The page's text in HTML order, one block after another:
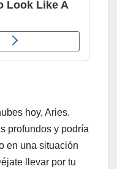
hoy, Aries.
profundos y podría
en una situación
llevar por tu